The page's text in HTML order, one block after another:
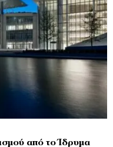
από το Ίδρυμα